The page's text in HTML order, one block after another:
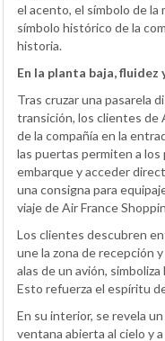
el acento, el símbolo de la
símbolo histórico de la
historia.
En la planta baja,
Tras cruzar una pasarela
transición, los clientes de
de la compañía en la
las puertas permiten a
embarque y acceder
una consigna para
viaje de Air France
Los clientes descubren
une la zona de recepción
alas de un avión,
Esto refuerza el espíritu
En su interior, se revela
ventana abierta al cielo y